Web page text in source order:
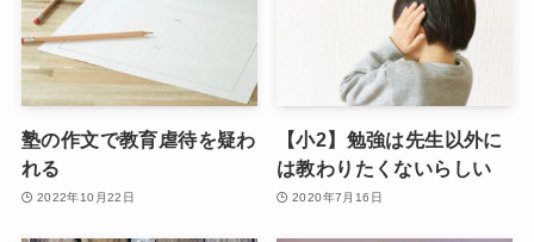
塾の作文で教育虐待を疑わ
れる
2022年10月22日
【小2】勉強は先生以外に
は教わりたくないらしい
2020年7月16日